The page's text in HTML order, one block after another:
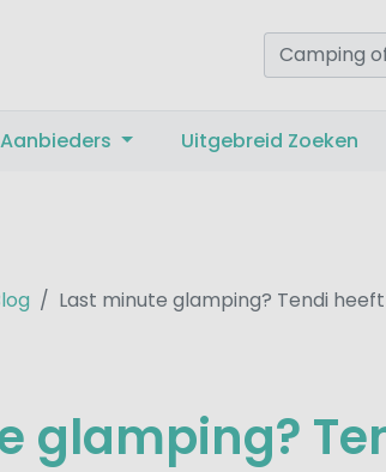
Aanbieders Uitgebreid Zoeken
Last minute glamping? Tendi
glamping?